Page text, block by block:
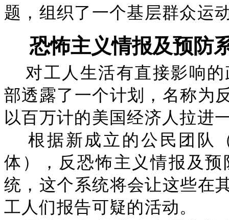
题，组织了一个基层群众运
恐怖主义情报及预防
对工人生活有直接影响
部透露了一个计划，名称为
以百万计的美国经济人拉进
根据新成立的公民团队
体），反恐怖主义情报及
统，这个系统将会让这些在
工人们报告可疑的活动。